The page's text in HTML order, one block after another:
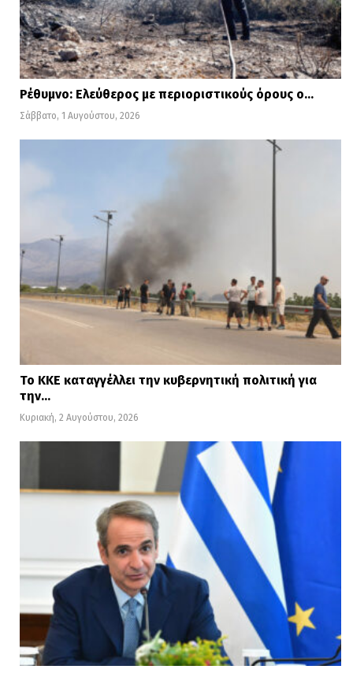
Ρέθυμνο: Ελεύθερος με περιοριστικούς όρους ο…
Σάββατο, 1 Αυγούστου, 2026
Το ΚΚΕ καταγγέλλει την κυβερνητική πολιτική για
την…
Κυριακή, 2 Αυγούστου, 2026